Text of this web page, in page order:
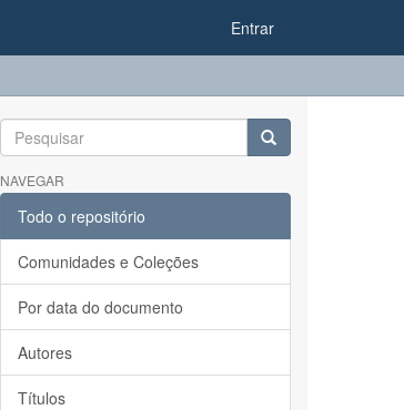
Entrar
NAVEGAR
Todo o repositório
Comunidades e Coleções
Por data do documento
Autores
Títulos